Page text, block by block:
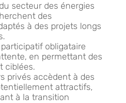
secteur des énergies
des
à des projets longs
obligataire
en permettant des
ciblées.
privés accèdent à des
attractifs,
à la transition